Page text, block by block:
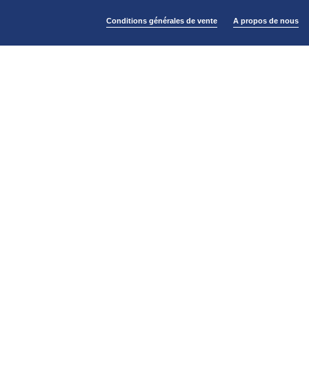
Conditions générales de vente A propos de nous